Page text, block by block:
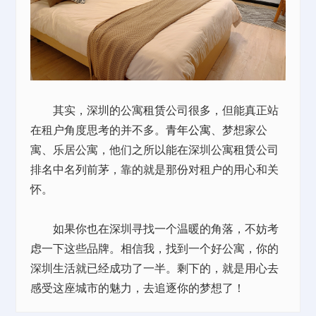
其实，深圳的公寓租赁公司很多，但能真正站
在租户角度思考的并不多。青年公寓、梦想家公
寓、乐居公寓，他们之所以能在深圳公寓租赁公司
排名中名列前茅，靠的就是那份对租户的用心和关
怀。
如果你也在深圳寻找一个温暖的角落，不妨考
虑一下这些品牌。相信我，找到一个好公寓，你的
深圳生活就已经成功了一半。剩下的，就是用心去
感受这座城市的魅力，去追逐你的梦想了！